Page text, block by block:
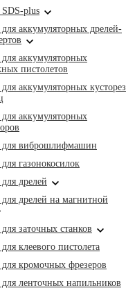
SDS-plus
для аккумуляторных дрелей-
для аккумуляторных
пистолетов
аккумуляторных
для аккумуляторных
для виброшлифмашин
газонокосилок
дрелей
для дрелей на магнитной
заточных станков
клеевого пистолета
для кромочных фрезеров
для ленточных напильников